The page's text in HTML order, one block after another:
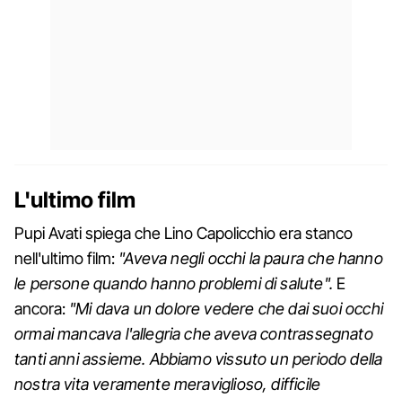
L'ultimo film
Pupi Avati spiega che Lino Capolicchio era stanco
nell'ultimo film: "Aveva negli occhi la paura che hanno
le persone quando hanno problemi di salute". E
ancora: "Mi dava un dolore vedere che dai suoi occhi
ormai mancava l'allegria che aveva contrassegnato
tanti anni assieme. Abbiamo vissuto un periodo della
nostra vita veramente meraviglioso, difficile